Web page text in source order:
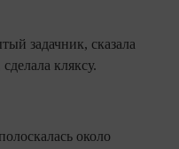
задач­ник, сказала
кляксу.
око­ло